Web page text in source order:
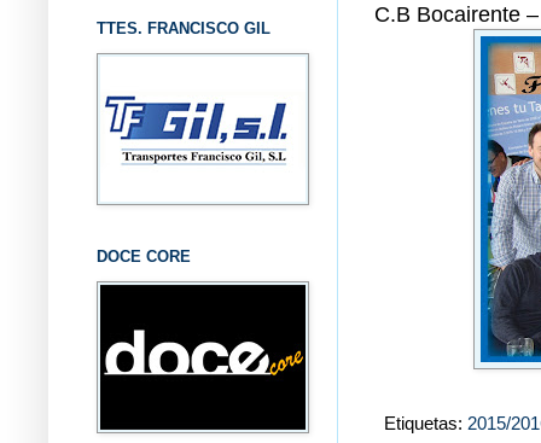
C.B Bocairente
Etiquetas: 2015/
TTES. FRANCISCO GIL
DOCE CORE